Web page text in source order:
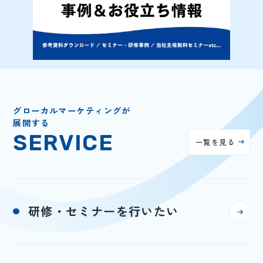
グローカルマーケティングが
展開する
SERVICE 一覧を見る
研修・セミナーを行いたい